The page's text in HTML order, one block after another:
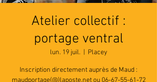
Atelier collectif :
portage ventral
lun. 19 juil. Placey
Inscription directement auprès de Maud :
maudportage(@)laposte.net ou 06-67-55-61-72